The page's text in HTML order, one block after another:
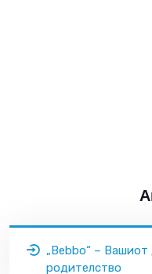
„Bebbo“ –
родителство